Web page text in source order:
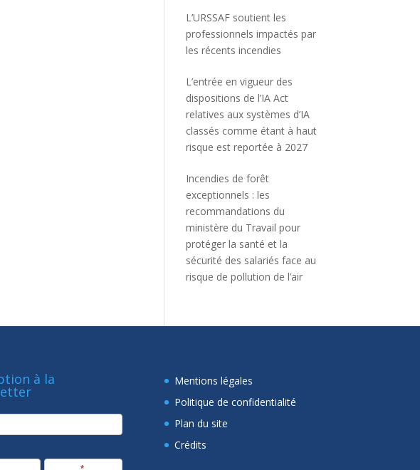
L’URSSAF soutient les
professionnels impactés par
les récents incendies
L’entrée en vigueur des
dispositions de l’IA Act
relatives aux systèmes d’IA
classés comme étant à haut
risque est reportée à 2027
Incendies de forêt
exceptionnels : les
recommandations du
ministère du Travail pour
protéger la santé et la
sécurité des salariés face au
risque de pollution de l’air
à la
Mentions légales
Politique de confidentialité
Plan du site
Crédits